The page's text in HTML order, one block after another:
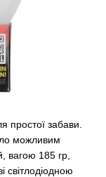
простої забави.
можливим
вагою 185 гр,
світлодіодною